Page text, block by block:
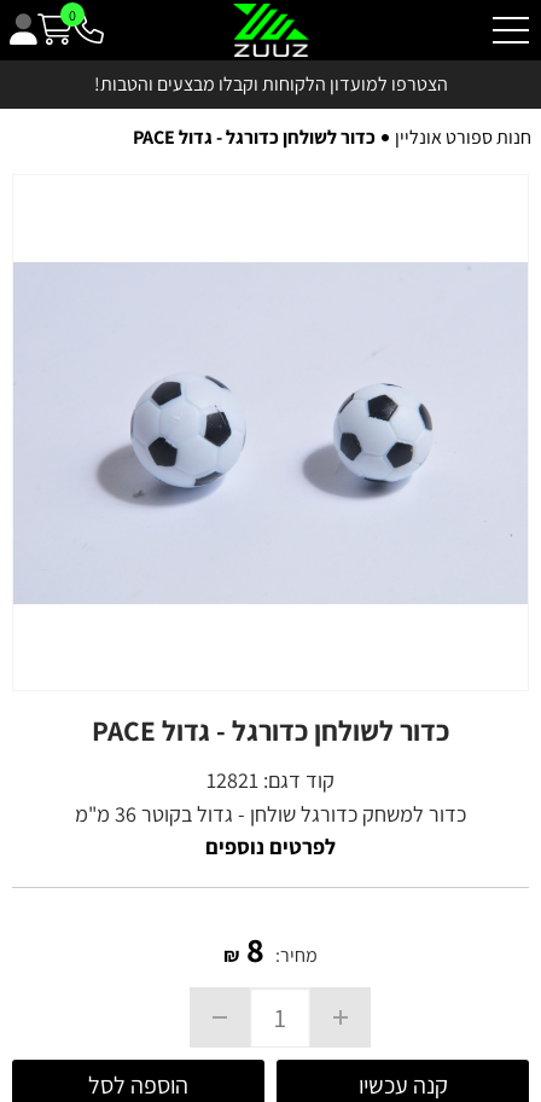
0
הצטרפו למועדון הלקוחות וקבלו מבצעים והטבות!
חנות ספורט אונליין כדור לשולחן כדורגל - גדול PACE
כדור לשולחן כדורגל - גדול PACE
קוד דגם: 12821
כדור למשחק כדורגל שולחן - גדול בקוטר 36 מ"מ
לפרטים נוספים
מחיר: 8
₪
קנה עכשיו הוספה לסל